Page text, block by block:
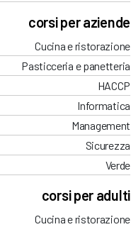
corsi per aziende
Cucina e ristorazione
Pasticceria e panetteria
HACCP
Informatica
Management
Sicurezza
Verde
corsi per adulti
Cucina e ristorazione